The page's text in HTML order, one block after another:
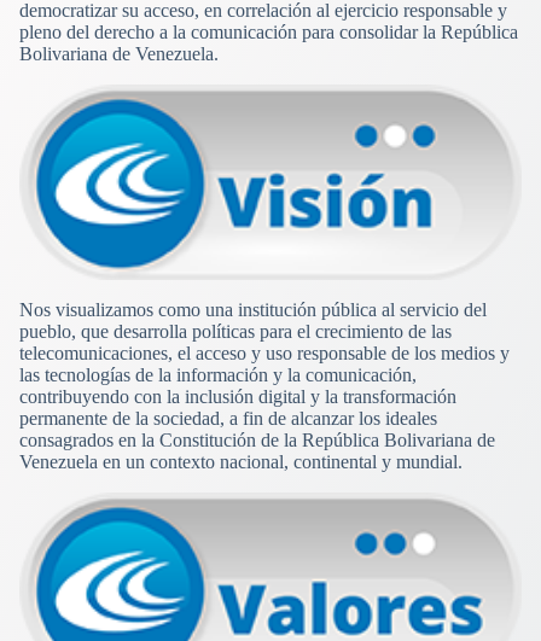
democratizar su acceso, en correlación al ejercicio responsable y
pleno del derecho a la comunicación para consolidar la República
Bolivariana de Venezuela.
Nos visualizamos como una institución pública al servicio del
pueblo, que desarrolla políticas para el crecimiento de las
telecomunicaciones, el acceso y uso responsable de los medios y
las tecnologías de la información y la comunicación,
contribuyendo con la inclusión digital y la transformación
permanente de la sociedad, a fin de alcanzar los ideales
consagrados en la Constitución de la República Bolivariana de
Venezuela en un contexto nacional, continental y mundial.